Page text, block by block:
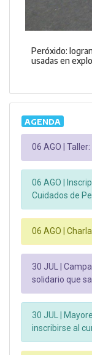
Peróxido:
usadas en
AGENDA
06 AGO |
06 AGO |
Cuidados de
06 AGO |
30 JUL |
solidario que
30 JUL |
inscribirse al